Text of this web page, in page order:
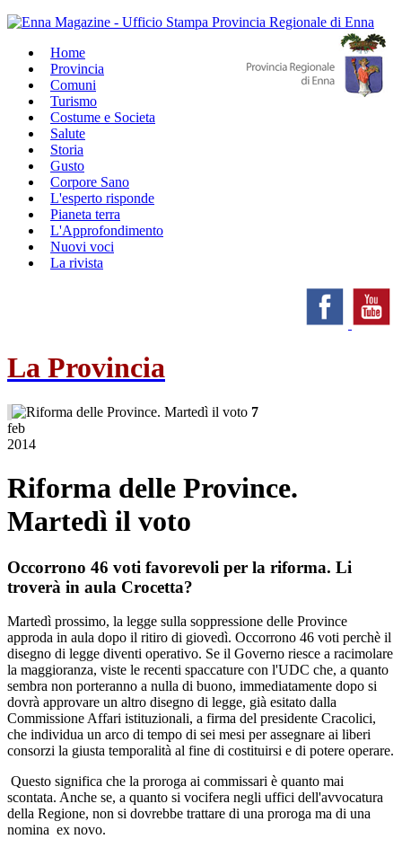
Home
Provincia
Comuni
Turismo
Costume e Societa
Salute
Storia
Gusto
Corpore Sano
L'esperto risponde
Pianeta terra
L'Approfondimento
Nuovi voci
La rivista
La Provincia
7
feb
2014
Riforma delle Province.
Martedì il voto
Occorrono 46 voti favorevoli per la riforma. Li
troverà in aula Crocetta?
Martedì prossimo, la legge sulla soppressione delle Province
approda in aula dopo il ritiro di giovedì. Occorrono 46 voti perchè il
disegno di legge diventi operativo. Se il Governo riesce a racimolare
la maggioranza, viste le recenti spaccature con l'UDC che, a quanto
sembra non porteranno a nulla di buono, immediatamente dopo si
dovrà approvare un altro disegno di legge, già esitato dalla
Commissione Affari istituzionali, a firma del presidente Cracolici,
che individua un arco di tempo di sei mesi per assegnare ai liberi
consorzi la giusta temporalità al fine di costituirsi e di potere operare.
Questo significa che la proroga ai commissari è quanto mai
scontata. Anche se, a quanto si vocifera negli uffici dell'avvocatura
della Regione, non si dovrebbe trattare di una proroga ma di una
nomina ex novo.